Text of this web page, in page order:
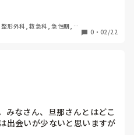
た時に、ズボンがずれてリハ
いしたり、緊急入院で不安
談を言いながら笑い泣きした
な記載をするので、医師も
んで下さっています。
して残業していることが多
との出会いがあるかな？と、
。
。
形外科, 救急科, 急性期, 訪
0 ・ 02/22
みなさん、旦那さんとはどこ
出会いが少ないと思いますが